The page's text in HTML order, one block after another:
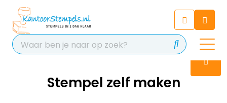
Chatbot
Chat 24/7 met onze chatbot
voor hulp
Contact
Stempel zelf maken